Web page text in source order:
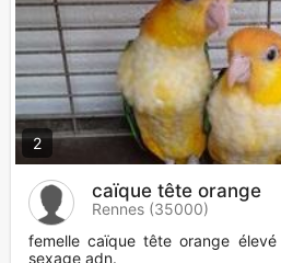
2
caïque tête orange
Rennes (35000)
femelle caïque tête orange
sexage adn.